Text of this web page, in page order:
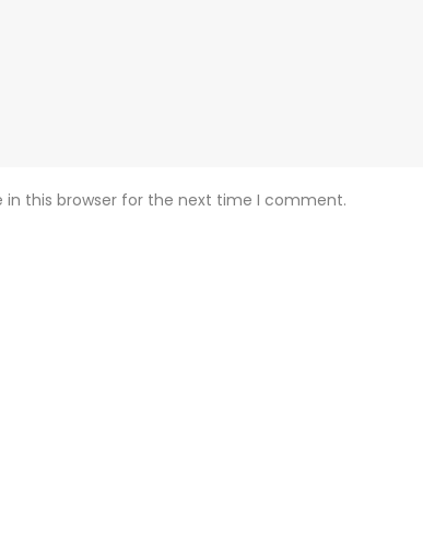
in this browser for the next time I comment.